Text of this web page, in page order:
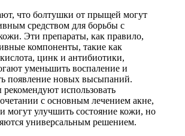
что болтушки от прыщей могут
средством для борьбы с
Эти препараты, как правило,
компоненты, такие как
цинк и антибиотики,
уменьшить воспаление и
появление новых высыпаний.
использовать
с основным лечением акне,
могут улучшить состояние кожи, но
универсальным решением.